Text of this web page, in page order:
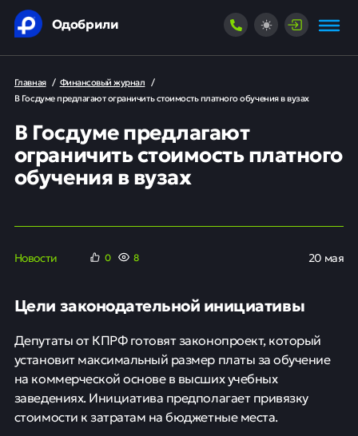
Одобрили
Главная / Финансовый журнал /
В Госдуме предлагают ограничить стоимость платного обучения в вузах
В Госдуме предлагают
ограничить стоимость платного
обучения в вузах
Новости 0 8 20 мая
Цели законодательной инициативы
Депутаты от КПРФ готовят законопроект, который
установит максимальный размер платы за обучение
на коммерческой основе в высших учебных
заведениях. Инициатива предполагает привязку
стоимости к затратам на бюджетные места.